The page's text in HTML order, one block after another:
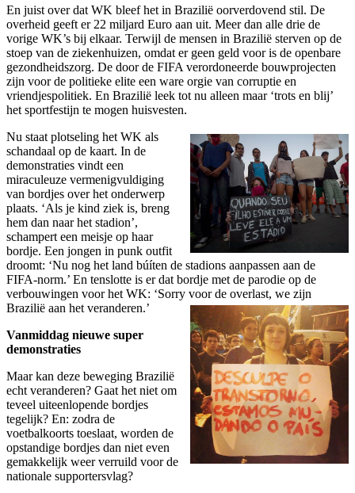
En juist over dat WK bleef het in Brazilië oorverdovend stil. De
overheid geeft er 22 miljard Euro aan uit. Meer dan alle drie de
vorige WK’s bij elkaar. Terwijl de mensen in Brazilië sterven op de
stoep van de ziekenhuizen, omdat er geen geld voor is de openbare
gezondheidszorg. De door de FIFA verordoneerde bouwprojecten
zijn voor de politieke elite een ware orgie van corruptie en
vriendjespolitiek. En Brazilië leek tot nu alleen maar ‘trots en blij’
het sportfestijn te mogen huisvesten.
Nu staat plotseling het WK als
schandaal op de kaart. In de
demonstraties vindt een
miraculeuze vermenigvuldiging
van bordjes over het onderwerp
plaats. ‘Als je kind ziek is, breng
hem dan naar het stadion’,
schampert een meisje op haar
bordje. Een jongen in punk outfit
droomt: ‘Nu nog het land búíten de stadions aanpassen aan de
FIFA-norm.’ En tenslotte is er dat bordje met de parodie op de
verbouwingen voor het WK: ‘Sorry voor de overlast, we zijn
Brazilië aan het veranderen.’
Vanmiddag nieuwe super
demonstraties
Maar kan deze beweging Brazilië
echt veranderen? Gaat het niet om
teveel uiteenlopende bordjes
tegelijk? En: zodra de
voetbalkoorts toeslaat, worden de
opstandige bordjes dan niet even
gemakkelijk weer verruild voor de
nationale supportersvlag?